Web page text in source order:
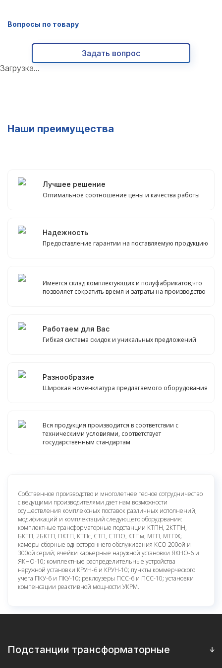
Вопросы по товару
Задать вопрос
Загрузка...
Наши преимущества
Лучшее решение
Оптимальное соотношение цены и качества работы
Надежность
Предоставление гарантии на поставляемую продукцию
Имеется склад комплектующих и полуфабрикатов,что
позволяет сократить время и затраты на производство
Работаем для Вас
Гибкая система скидок и уникальных предложений
Разнообразие
Широкая номенклатура предлагаемого оборудования
Вся продукция производится в соответствии с
техническими условиями, соответствует
государственным стандартам
Собственное производство и многолетнее тесное сотрудничество
с ведущими производителями дает нам возможности
осуществления комплексных поставок различных исполнений,
модификаций и комплектаций следующего оборудования:
комплектные трансформаторные подстанции КТПН, 2КТПН,
БКТП, 2БКТП, ПКТП, КТПс, СТП, СТПО, КТПм, МТП, МТПЖ;
камеры сборные одностороннего обслуживания КСО 200ой и
300ой серий; ячейки карьерные наружной установки ЯКНО-6 и
ЯКНО-10; комплектные распределительные устройства
наружной установки КРУН-6 и КРУН-10; пункты коммерческого
учета ПКУ-6 и ПКУ-10; реклоузеры ПСС-6 и ПСС-10; установки
компенсации реактивной мощности УКРМ.
Подстанции трансформаторные